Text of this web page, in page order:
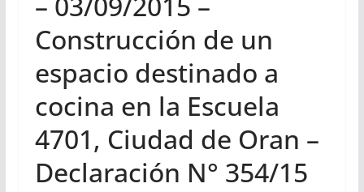
Construcción de un
espacio destinado a
cocina en la Escuela
4701, Ciudad de Oran –
Declaración N° 354/15